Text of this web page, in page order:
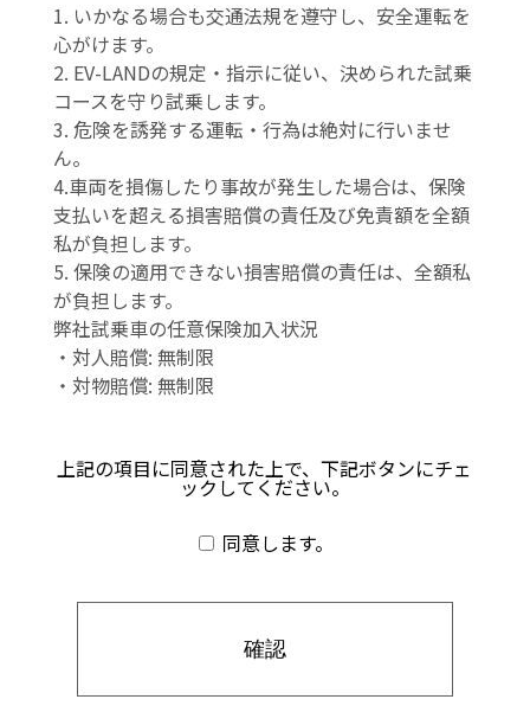
1. いかなる場合も交通法規を遵守し、安全運転を
心がけます。
2. EV-LANDの規定・指示に従い、決められた試乗
コースを守り試乗します。
3. 危険を誘発する運転・行為は絶対に行いませ
ん。
4.車両を損傷したり事故が発生した場合は、保険
支払いを超える損害賠償の責任及び免責額を全額
私が負担します。
5. 保険の適用できない損害賠償の責任は、全額私
が負担します。
弊社試乗車の任意保険加入状況
・対人賠償: 無制限
・対物賠償: 無制限
上記の項目に同意された上で、下記ボタンにチェ
ックしてください。
同意します。